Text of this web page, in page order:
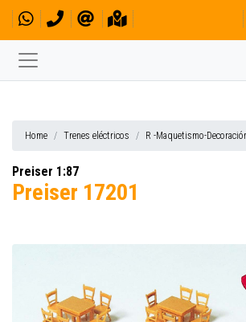
Home Trenes eléctricos R -Maquetismo-
Preiser 1:87
Preiser 17201